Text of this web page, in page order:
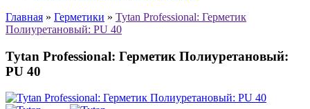
Главная » Герметики » Tytan Professional: Герметик
Полиуретановый: PU 40
Tytan Professional: Герметик Полиуретановый:
PU 40